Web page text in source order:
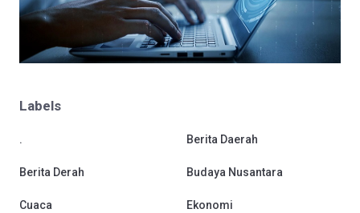
Labels
. Berita Daerah
Berita Derah Budaya Nusantara
Cuaca Ekonomi